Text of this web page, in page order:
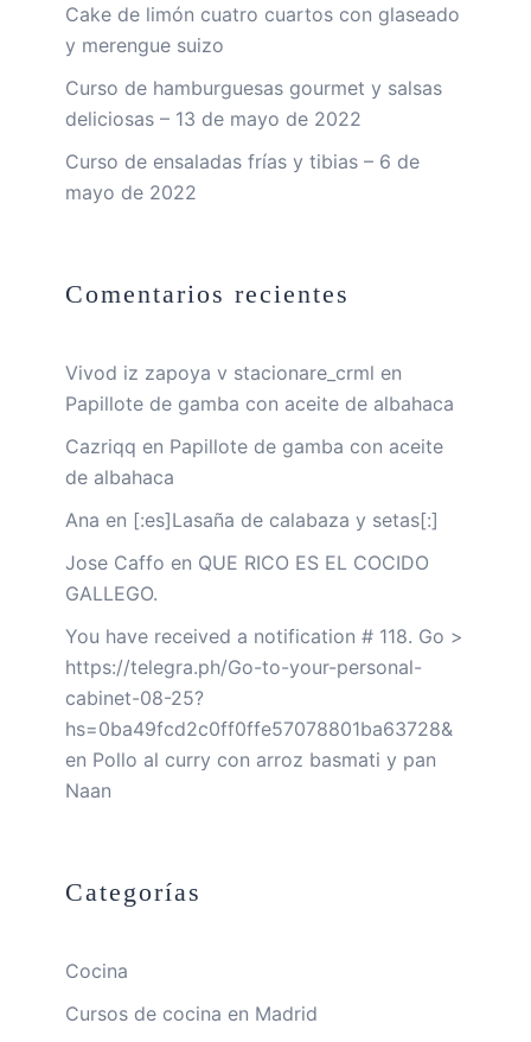
Cake de limón cuatro cuartos con glaseado
y merengue suizo
Curso de hamburguesas gourmet y salsas
deliciosas – 13 de mayo de 2022
Curso de ensaladas frías y tibias – 6 de
mayo de 2022
Comentarios recientes
Vivod iz zapoya v stacionare_crml en
Papillote de gamba con aceite de albahaca
Cazriqq en Papillote de gamba con aceite
de albahaca
Ana en [:es]Lasaña de calabaza y setas[:]
Jose Caffo en QUE RICO ES EL COCIDO
GALLEGO.
You have received a notification # 118. Go >
https://telegra.ph/Go-to-your-personal-
cabinet-08-25?
hs=0ba49fcd2c0ff0ffe57078801ba63728&
en Pollo al curry con arroz basmati y pan
Naan
Categorías
Cocina
Cursos de cocina en Madrid